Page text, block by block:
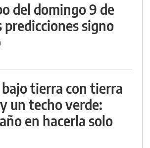
del domingo 9 de
predicciones signo
bajo tierra con tierra
un techo verde:
en hacerla solo